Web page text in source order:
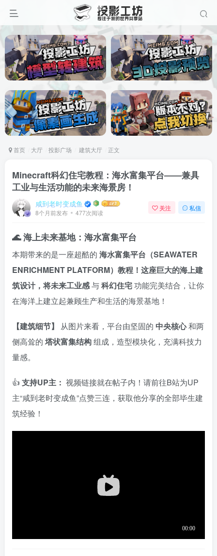
首页 大厅 投影广场 建筑大厅 正文
Minecraft科幻住宅教程：海水富集平台——兼具
工业与生活功能的未来海景房！
咸到老时变成鱼
8个月前发布 477次阅读
关注 私信
🌊 海上未来基地：海水富集平台
本期带来的是一座超酷的 海水富集平台（SEAWATER
ENRICHMENT PLATFORM）教程！这座巨大的海上建
筑设计，将未来工业感与科幻住宅功能完美结合，让你
在海洋上建立起兼顾生产和生活的海景基地！
【建筑细节】 从图片来看，平台由坚固的 中央核心和两
侧高耸的 塔状富集结构组成，造型模块化，充满科技力
量感。
👍 支持UP主： 视频链接就在帖子内！请前往B站为UP
主“咸到老时变成鱼”点赞三连，获取他分享的全部毕生建
筑经验！